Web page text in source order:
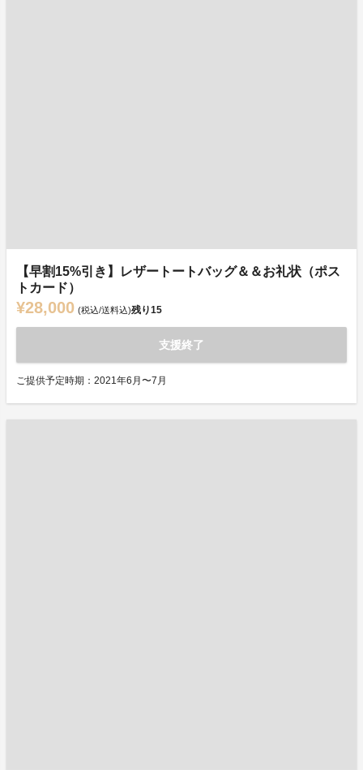
【早割15%引き】レザートートバッグ＆＆お礼状（ポス
トカード）
¥28,000 (税込/送料込)残り15
支援終了
ご提供予定時期：2021年6月〜7月